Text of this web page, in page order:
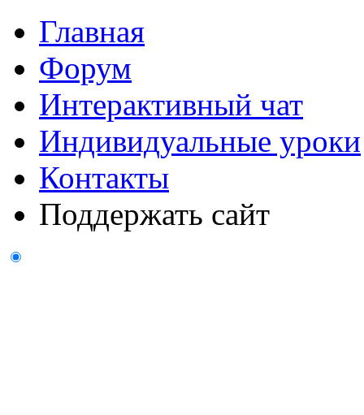
Главная
Форум
Интерактивный чат
Индивидуальные уроки
Контакты
Поддержать сайт